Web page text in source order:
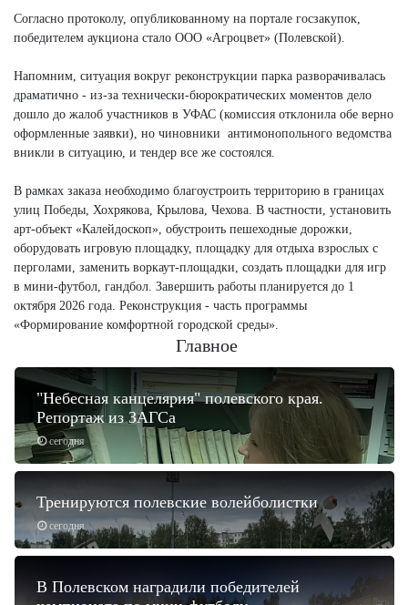
Согласно протоколу, опубликованному на портале госзакупок,
победителем аукциона стало ООО «Агроцвет» (Полевской).
Напомним, ситуация вокруг реконструкции парка разворачивалась
драматично - из-за технически-бюрократических моментов дело
дошло до жалоб участников в УФАС (комиссия отклонила обе верно
оформленные заявки), но чиновники антимонопольного ведомства
вникли в ситуацию, и тендер все же состоялся.
В рамках заказа необходимо благоустроить территорию в границах
улиц Победы, Хохрякова, Крылова, Чехова. В частности, установить
арт-объект «Калейдоскоп», обустроить пешеходные дорожки,
оборудовать игровую площадку, площадку для отдыха взрослых с
перголами, заменить воркаут-площадки, создать площадки для игр
в мини-футбол, гандбол. Завершить работы планируется до 1
октября 2026 года. Реконструкция - часть программы
«Формирование комфортной городской среды».
Главное
сегодня
"Небесная канцелярия" полевского края.
Репортаж из ЗАГСа
сегодня
Тренируются полевские волейболистки
В Полевском наградили победителей